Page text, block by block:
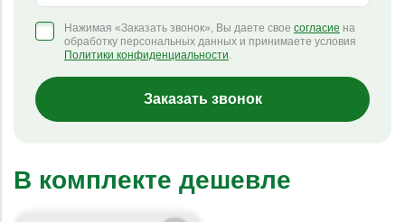
Нажимая «Заказать звонок», Вы даете свое согласие на
обработку персональных данных и принимаете условия
Политики конфиденциальности.
Заказать звонок
В комплекте дешевле